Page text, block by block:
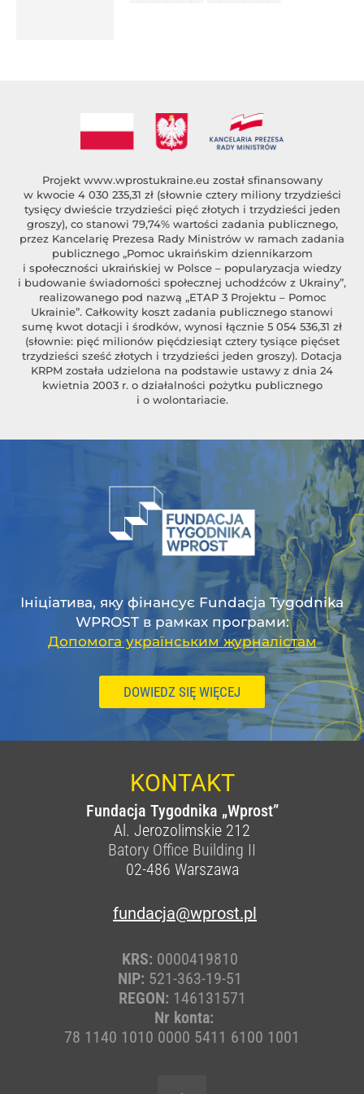
Projekt www.wprostukraine.eu został sfinansowany
w kwocie 4 030 235,31 zł (słownie cztery miliony trzydzieści
tysięcy dwieście trzydzieści pięć złotych i trzydzieści jeden
groszy), co stanowi 79,74% wartości zadania publicznego,
przez Kancelarię Prezesa Rady Ministrów w ramach zadania
publicznego „Pomoc ukraińskim dziennikarzom
i społeczności ukraińskiej w Polsce – popularyzacja wiedzy
i budowanie świadomości społecznej uchodźców z Ukrainy”,
realizowanego pod nazwą „ETAP 3 Projektu – Pomoc
Ukrainie”. Całkowity koszt zadania publicznego stanowi
sumę kwot dotacji i środków, wynosi łącznie 5 054 536,31 zł
(słownie: pięć milionów pięćdziesiąt cztery tysiące pięćset
trzydzieści sześć złotych i trzydzieści jeden groszy). Dotacja
KRPM została udzielona na podstawie ustawy z dnia 24
kwietnia 2003 r. o działalności pożytku publicznego
i o wolontariacie.
Ініціатива, яку фінансує Fundacja Tygodnika
WPROST в рамках програми:
Допомога українським журналістам
DOWIEDZ SIĘ WIĘCEJ
KONTAKT
Fundacja Tygodnika „Wprost”
Al. Jerozolimskie 212
Batory Office Building II
02-486 Warszawa
fundacja@wprost.pl
KRS: 0000419810
NIP: 521-363-19-51
REGON: 146131571
Nr konta:
78 1140 1010 0000 5411 6100 1001